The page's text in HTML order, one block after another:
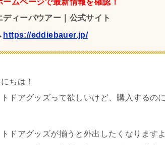
ームページで最新情報を確認！
ディーバウアー｜公式サイト
https://eddiebauer.jp/
ちは！
ドアグッズって欲しいけど、購入するの
ドアグッズが揃うと外出したくなります